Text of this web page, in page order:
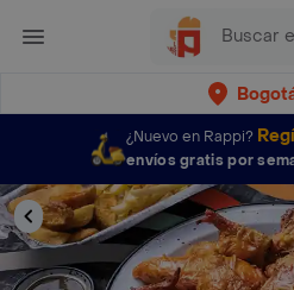
¿Nuevo en Rappi?
envíos gratis por